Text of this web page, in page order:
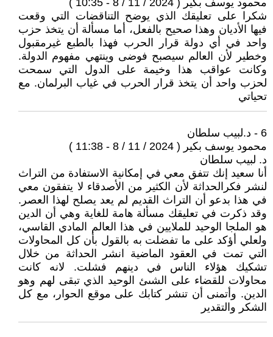
محمود يوسف بكير ( 2024 / 11 / 8 - 10:35 )
شكرا على تعليقك الذي يوضح التناقضات التي وقعت
فيها الأديان وهذا صحيح بالفعل، أما مسألة أن يتخذ حزب
واحد في أي دولة قرار الحرب فهذا بالطبع غيرمقبول
وخطير لأن العالم سيصبح فوضى وينتهي مفهوم الدولة.
وكانت عواقب هذا وخيمة على الدول التي سمحت
لحزب واحد أن يتخذ قرار الحرب في غياب البرلمان. مع
تحياتي
6 - د.لبيب سلطان
محمود يوسف بكير ( 2024 / 11 / 8 - 11:38 )
د. لبيب سلطان
‏أنا سعيد إنك تتفق معي في إمكانية الاستفادة من التراث
لنشر فكرالحداثة لأن الكثير من الأصدقاء لا يتفقون معي
في هذا بدعو أن التراث القديم لم يعد يصلح لهذا العصر.
وقد ذكرت في تعليقك مسألة هامة للغاية وهي أن الدين
هو الملجا الوحيد للملايين في هذا العالم المادي القاسي،
ولعلي أؤكد على ما تفضلت به بالقول بأن كل المحاولات
التي تمت في العقود الماضية انشر الحداثة من خلال
تشكيك هؤلاء الناس في دينهم فشلت. لانه كانت
محاولات للقضاء على الشىئ الوحيد الذي تبقى لهم وهو
الدين. وأتمنى أن تنشر كتابك على موقع الحوار، مع كل
الشكر والتقدير